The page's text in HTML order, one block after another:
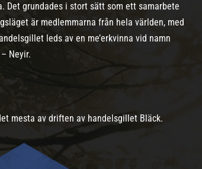
Det grundades i stort sätt som ett samarbete
är medlemmarna från hela världen, med
leds av en me’erkvinna vid namn
Neyir.
mesta av driften av handelsgillet Bläck.